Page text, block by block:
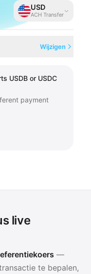
USD
ACH Transfer
Wijzigen
USDB or USDC
payment
live
—
te bepalen,